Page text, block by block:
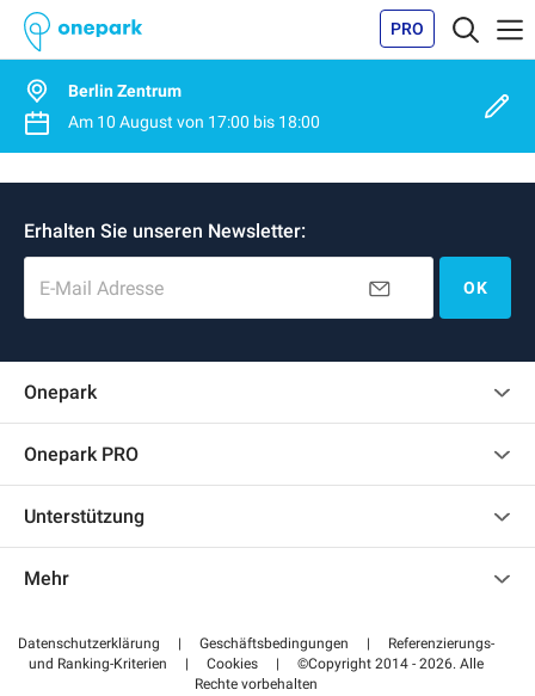
PRO
Berlin Zentrum
Am 10 August von 17:00 bis 18:00
Erhalten Sie unseren Newsletter:
E-Mail Adresse OK
Onepark
Onepark PRO
Werden Sie unser Partner
Auf meinen Partnerbereich zugreifen
Unterstützung
Bezahlen Sie Ihren Parkplatz FLOW
Mehr
Datenschutzerklärung | Geschäftsbedingungen |
Referenzierungs-
und Ranking-Kriterien
| Cookies |
©Copyright 2014 - 2026. Alle
Rechte vorbehalten